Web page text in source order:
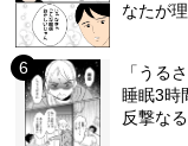
なたが
「うる
睡眠3時
反撃な